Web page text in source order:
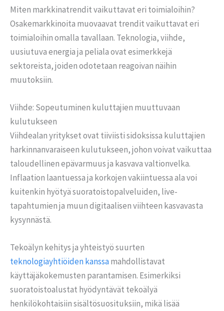
Miten markkinatrendit vaikuttavat eri toimialoihin?
Osakemarkkinoita muovaavat trendit vaikuttavat eri
toimialoihin omalla tavallaan. Teknologia, viihde,
uusiutuva energia ja peliala ovat esimerkkejä
sektoreista, joiden odotetaan reagoivan näihin
muutoksiin.
Viihde: Sopeutuminen kuluttajien muuttuvaan
kulutukseen
Viihdealan yritykset ovat tiiviisti sidoksissa kuluttajien
harkinnanvaraiseen kulutukseen, johon voivat vaikuttaa
taloudellinen epävarmuus ja kasvava valtionvelka.
Inflaation laantuessa ja korkojen vakiintuessa ala voi
kuitenkin hyötyä suoratoistopalveluiden, live-
tapahtumien ja muun digitaalisen viihteen kasvavasta
kysynnästä.
Tekoälyn kehitys ja yhteistyö suurten
teknologiayhtiöiden kanssamahdollistavat
käyttäjäkokemusten parantamisen. Esimerkiksi
suoratoistoalustat hyödyntävät tekoälyä
henkilökohtaisiin sisältösuosituksiin, mikä lisää